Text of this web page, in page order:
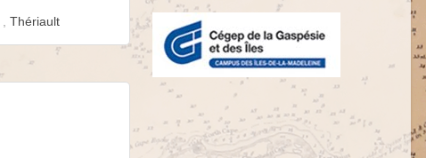
Thériault